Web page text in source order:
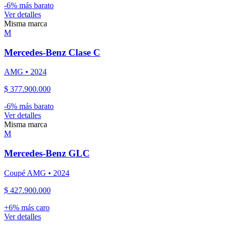
-6% más barato
Ver detalles
Misma marca
M
Mercedes-Benz Clase C
AMG • 2024
$ 377.900.000
-6% más barato
Ver detalles
Misma marca
M
Mercedes-Benz GLC
Coupé AMG • 2024
$ 427.900.000
+6% más caro
Ver detalles